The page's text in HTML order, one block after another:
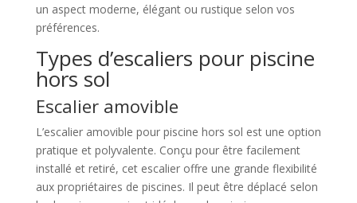
un aspect moderne, élégant ou rustique selon vos
préférences.
Types d’escaliers pour piscine
hors sol
Escalier amovible
L’escalier amovible pour piscine hors sol est une option
pratique et polyvalente. Conçu pour être facilement
installé et retiré, cet escalier offre une grande flexibilité
aux propriétaires de piscines. Il peut être déplacé selon